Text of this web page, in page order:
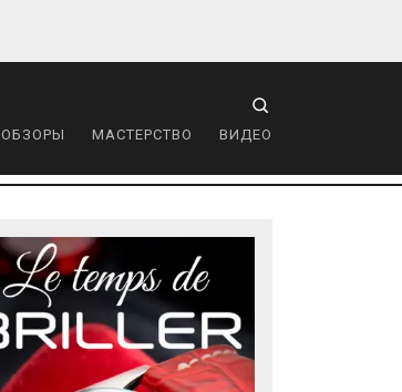
ОБЗОРЫ МАСТЕРСТВО ВИДЕО